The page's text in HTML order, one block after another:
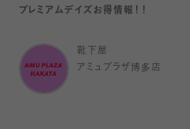
プレミアムデイズお得情報！！
靴下屋
アミュプラザ博多店